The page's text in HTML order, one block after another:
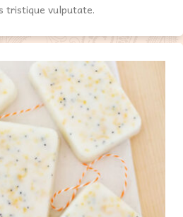
tristique vulputate.